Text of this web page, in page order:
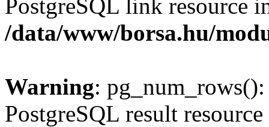
PostgreSQL link resource
/data/www/borsa.hu/
Warning:
PostgreSQL result